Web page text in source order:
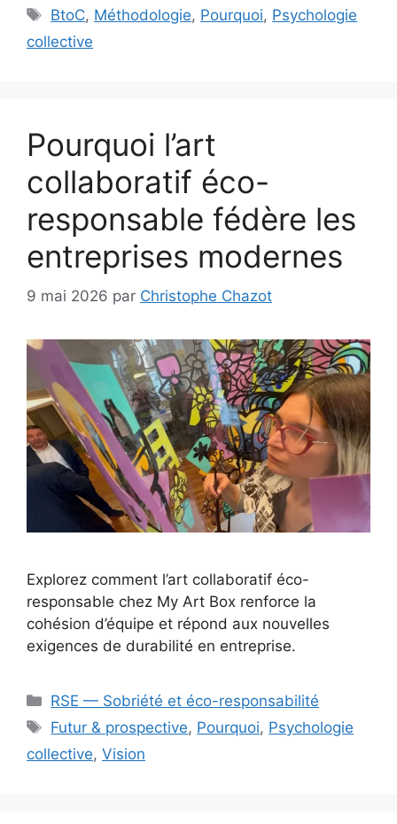
Étiquettes
BtoC, Méthodologie, Pourquoi, Psychologie
collective
Pourquoi l’art
collaboratif éco-
responsable fédère les
entreprises modernes
9 mai 2026 par Christophe Chazot
Explorez comment l’art collaboratif éco-
responsable chez My Art Box renforce la
cohésion d’équipe et répond aux nouvelles
exigences de durabilité en entreprise.
Catégories
RSE — Sobriété et éco-responsabilité
Étiquettes
Futur & prospective, Pourquoi, Psychologie
collective, Vision